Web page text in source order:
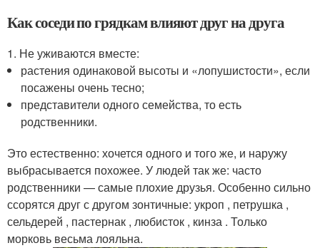
Как соседи по грядкам влияют друг на друга
1. Не уживаются вместе:
растения одинаковой высоты и «лопушистости», если
посажены очень тесно;
представители одного семейства, то есть
родственники.
Это естественно: хочется одного и того же, и наружу
выбрасывается похожее. У людей так же: часто
родственники — самые плохие друзья. Особенно сильно
ссорятся друг с другом зонтичные: укроп , петрушка ,
сельдерей , пастернак , любисток , кинза . Только
морковь весьма лояльна.